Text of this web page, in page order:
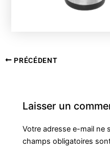
PRÉCÉDENT
Laisser un
Votre adresse e-mail ne
champs obligatoires